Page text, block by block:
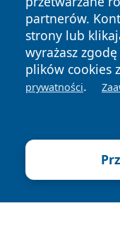
partnerów.
strony lub
wyrażasz
plików cookies
prywatności.
Copyright © 2026
News Autorzy